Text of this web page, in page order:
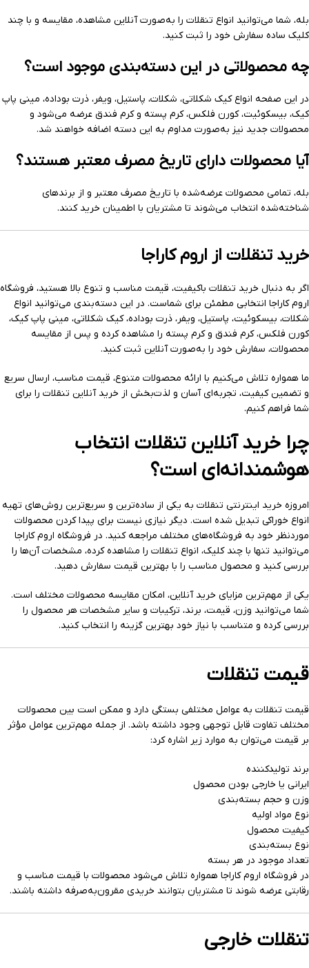
بله، شما می‌توانید انواع تنقلات را به‌صورت آنلاین مشاهده، مقایسه و با چند
کلیک ساده سفارش خود را ثبت کنید.
چه محصولاتی در این دسته‌بندی موجود است؟
در این صفحه انواع کیک شکلاتی، شکلات، پاستیل، ویفر، ذرت بوداده، مینی پاپ
کیک، بیسکوئیت، کورن فلکس، کرم پسته و کرم فندق عرضه می‌شود و
محصولات جدید نیز به‌صورت مداوم به این دسته اضافه خواهند شد.
آیا محصولات دارای تاریخ مصرف معتبر هستند؟
بله، تمامی محصولات عرضه‌شده با تاریخ مصرف معتبر و از برندهای
شناخته‌شده انتخاب می‌شوند تا مشتریان با اطمینان خرید کنند.
خرید تنقلات از اروم کاراجا
اگر به دنبال خرید تنقلات باکیفیت، قیمت مناسب و تنوع بالا هستید، فروشگاه
اروم کاراجا انتخابی مطمئن برای شماست. در این دسته‌بندی می‌توانید انواع
شکلات، بیسکوئیت، پاستیل، ویفر، ذرت بوداده، کیک شکلاتی، مینی پاپ کیک،
کورن فلکس، کرم فندق و کرم پسته را مشاهده کرده و پس از مقایسه
محصولات، سفارش خود را به‌صورت آنلاین ثبت کنید.
ما همواره تلاش می‌کنیم با ارائه محصولات متنوع، قیمت مناسب، ارسال سریع
و تضمین کیفیت، تجربه‌ای آسان و لذت‌بخش از خرید آنلاین تنقلات را برای
شما فراهم کنیم.
چرا خرید آنلاین تنقلات انتخاب
هوشمندانه‌ای است؟
امروزه خرید اینترنتی تنقلات به یکی از ساده‌ترین و سریع‌ترین روش‌های تهیه
انواع خوراکی تبدیل شده است. دیگر نیازی نیست برای پیدا کردن محصولات
موردنظر خود به فروشگاه‌های مختلف مراجعه کنید. در فروشگاه اروم کاراجا
می‌توانید تنها با چند کلیک، انواع تنقلات را مشاهده کرده، مشخصات آن‌ها را
بررسی کنید و محصول مناسب را با بهترین قیمت سفارش دهید.
یکی از مهم‌ترین مزایای خرید آنلاین، امکان مقایسه محصولات مختلف است.
شما می‌توانید وزن، قیمت، برند، ترکیبات و سایر مشخصات هر محصول را
بررسی کرده و متناسب با نیاز خود بهترین گزینه را انتخاب کنید.
قیمت تنقلات
قیمت تنقلات به عوامل مختلفی بستگی دارد و ممکن است بین محصولات
مختلف تفاوت قابل توجهی وجود داشته باشد. از جمله مهم‌ترین عوامل مؤثر
بر قیمت می‌توان به موارد زیر اشاره کرد:
برند تولیدکننده
ایرانی یا خارجی بودن محصول
وزن و حجم بسته‌بندی
نوع مواد اولیه
کیفیت محصول
نوع بسته‌بندی
تعداد موجود در هر بسته
در فروشگاه اروم کاراجا همواره تلاش می‌شود محصولات با قیمت مناسب و
رقابتی عرضه شوند تا مشتریان بتوانند خریدی مقرون‌به‌صرفه داشته باشند.
تنقلات خارجی